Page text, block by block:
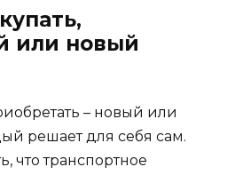
или новый
– новый или
решает для себя сам.
что транспортное